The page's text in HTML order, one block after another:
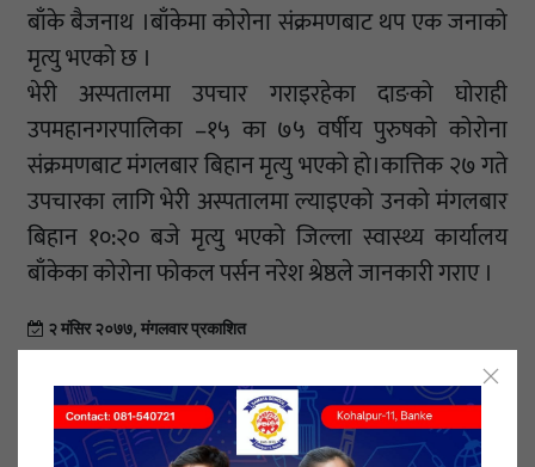
बाँके बैजनाथ ।बाँकेमा कोरोना संक्रमणबाट थप एक जनाको
मृत्यु भएको छ ।
भेरी अस्पतालमा उपचार गराइरहेका दाङको घोराही
उपमहानगरपालिका –१५ का ७५ वर्षीय पुरुषको कोरोना
संक्रमणबाट मंगलबार बिहान मृत्यु भएको हो।कात्तिक २७ गते
उपचारका लागि भेरी अस्पतालमा ल्याइएको उनको मंगलबार
बिहान १०:२० बजे मृत्यु भएको जिल्ला स्वास्थ्य कार्यालय
बाँकेका कोरोना फोकल पर्सन नरेश श्रेष्ठले जानकारी गराए ।
२ मंसिर २०७७, मंगलवार प्रकाशित